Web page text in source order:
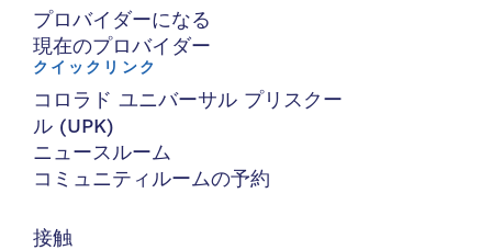
プロバイダーになる
現在のプロバイダー
クイックリンク
コロラド ユニバーサル プリスクー
ル (UPK)
ニュースルーム
コミュニティルームの予約
接触